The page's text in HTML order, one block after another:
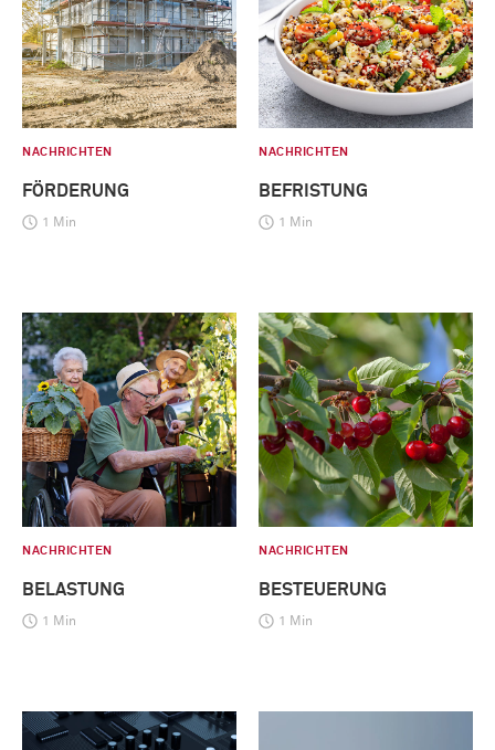
NACHRICHTEN
FÖRDERUNG
1 Min
NACHRICHTEN
BEFRISTUNG
1 Min
NACHRICHTEN
BELASTUNG
1 Min
NACHRICHTEN
BESTEUERUNG
1 Min